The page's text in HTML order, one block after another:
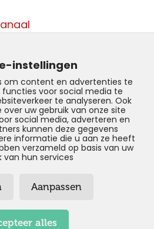
instellingen
om content en advertenties te
functies voor social media te
te analyseren. Ook
uw gebruik van onze site
social media, adverteren en
kunnen deze gegevens
informatie die u aan ze heeft
verzameld op basis van uw
van hun services
Aanpassen
alles